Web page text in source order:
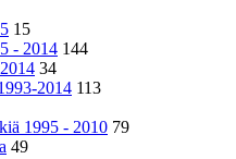
15
- 2014 144
34
2014 113
1995 - 2010 79
49